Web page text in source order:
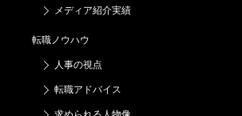
メディア紹介実績
転職ノウハウ
人事の視点
転職アドバイス